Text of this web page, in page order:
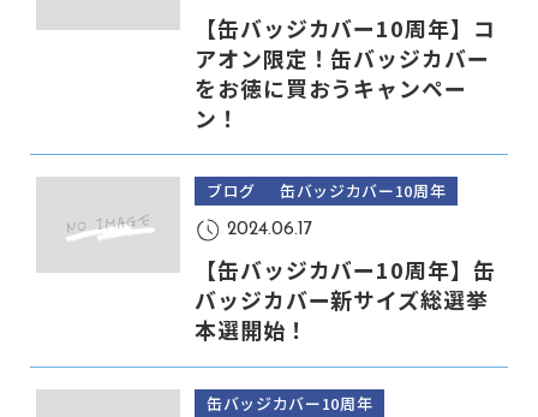
【缶バッジカバー10周年】コ
アオン限定！缶バッジカバー
をお徳に買おうキャンペー
ン！
2024.06.17
ブログ 缶バッジカバー10周年
【缶バッジカバー10周年】缶
バッジカバー新サイズ総選挙
本選開始！
缶バッジカバー10周年